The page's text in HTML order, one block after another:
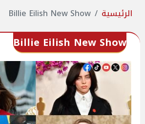
الرئيسية Billie Eilish New Show
Billie Eilish New Show